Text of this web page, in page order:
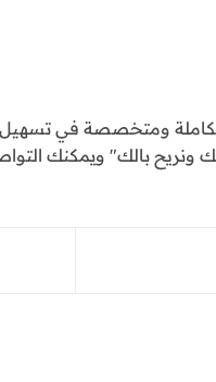
ومتخصصة في
بالك" ويمكنك